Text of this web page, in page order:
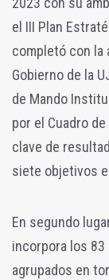
el III Plan
completó con la
Gobierno de la
de Mando
por el Cuadro
clave de
siete objetivos
En segundo
incorpora los
agrupados en